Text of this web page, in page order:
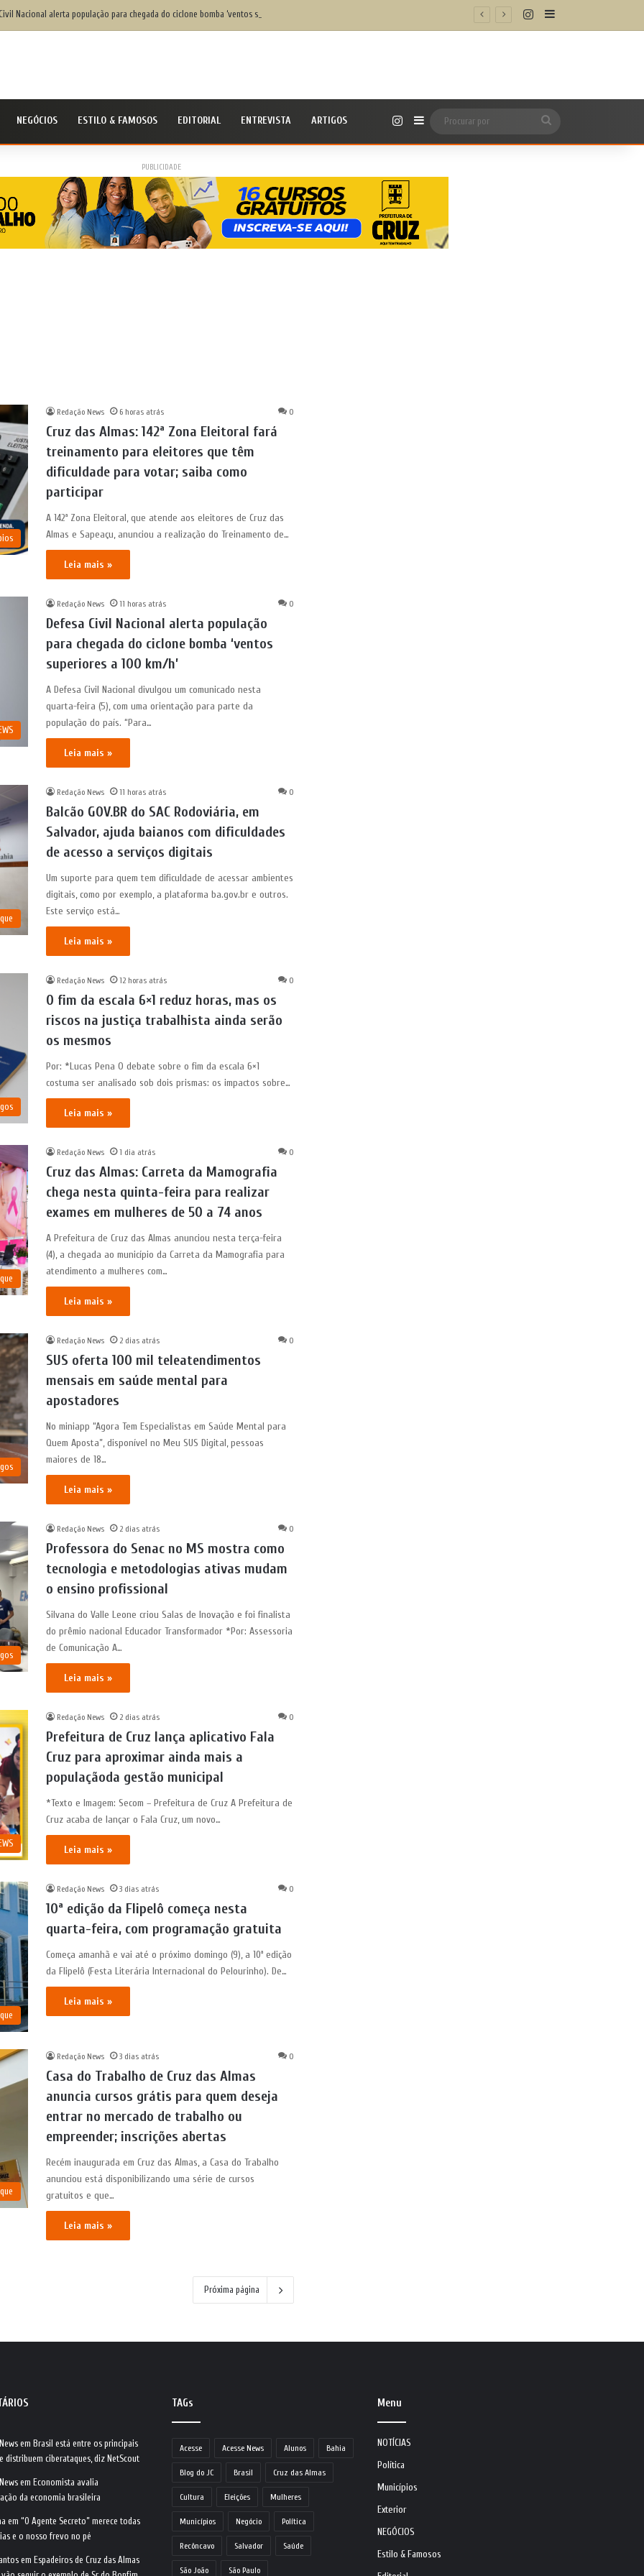
Nacional alerta população para chegada do ciclone bomba ‘ventos superiores a 100 km/h’ InstagramBarra Lateral
NEGÓCIOS ESTILO & FAMOSOS EDITORIAL ENTREVISTA ARTIGOS InstagramBarra Lateral
por
PUBLICIDADE
Redação News 6 horas atrás 0
Cruz das Almas: 142ª Zona Eleitoral fará
treinamento para eleitores que têm
dificuldade para votar; saiba como
participar
A 142ª Zona Eleitoral, que atende aos eleitores de Cruz das
Almas e Sapeaçu, anunciou a realização do Treinamento de…
Leia mais »
Redação News 11 horas atrás 0
Defesa Civil Nacional alerta população
para chegada do ciclone bomba ‘ventos
superiores a 100 km/h’
A Defesa Civil Nacional divulgou um comunicado nesta
quarta-feira (5), com uma orientação para parte da
população do país. “Para…
Leia mais »
Redação News 11 horas atrás 0
Balcão GOV.BR do SAC Rodoviária, em
Salvador, ajuda baianos com dificuldades
de acesso a serviços digitais
Um suporte para quem tem dificuldade de acessar ambientes
digitais, como por exemplo, a plataforma ba.gov.br e outros.
Este serviço está…
Leia mais »
Redação News 12 horas atrás 0
O fim da escala 6×1 reduz horas, mas os
riscos na justiça trabalhista ainda serão
os mesmos
Por: *Lucas Pena O debate sobre o fim da escala 6×1
costuma ser analisado sob dois prismas: os impactos sobre…
Leia mais »
Redação News 1 dia atrás 0
Cruz das Almas: Carreta da Mamografia
chega nesta quinta-feira para realizar
exames em mulheres de 50 a 74 anos
A Prefeitura de Cruz das Almas anunciou nesta terça-feira
(4), a chegada ao município da Carreta da Mamografia para
atendimento a mulheres com…
Leia mais »
Redação News 2 dias atrás 0
SUS oferta 100 mil teleatendimentos
mensais em saúde mental para
apostadores
No miniapp “Agora Tem Especialistas em Saúde Mental para
Quem Aposta”, disponível no Meu SUS Digital, pessoas
maiores de 18…
Leia mais »
Redação News 2 dias atrás 0
Professora do Senac no MS mostra como
tecnologia e metodologias ativas mudam
o ensino profissional
Silvana do Valle Leone criou Salas de Inovação e foi finalista
do prêmio nacional Educador Transformador *Por: Assessoria
de Comunicação A…
Leia mais »
Redação News 2 dias atrás 0
Prefeitura de Cruz lança aplicativo Fala
Cruz para aproximar ainda mais a
populaçãoda gestão municipal
*Texto e Imagem: Secom – Prefeitura de Cruz A Prefeitura de
Cruz acaba de lançar o Fala Cruz, um novo…
Leia mais »
Redação News 3 dias atrás 0
10ª edição da Flipelô começa nesta
quarta-feira, com programação gratuita
Começa amanhã e vai até o próximo domingo (9), a 10ª edição
da Flipelô (Festa Literária Internacional do Pelourinho). De…
Leia mais »
Redação News 3 dias atrás 0
Casa do Trabalho de Cruz das Almas
anuncia cursos grátis para quem deseja
entrar no mercado de trabalho ou
empreender; inscrições abertas
Recém inaugurada em Cruz das Almas, a Casa do Trabalho
anunciou está disponibilizando uma série de cursos
gratuitos e que…
Leia mais »
Próxima página
em Brasil está entre os principais
distribuem ciberataques, diz NetScout
em Economista avalia
da economia brasileira
em“O Agente Secreto” merece todas
e o nosso frevo no pé
em Espadeiros de Cruz das Almas
TAGs
Acesse Acesse News Alunos Bahia
Blog do JC Brasil Cruz das Almas
Cultura Eleições Mulheres
Municípios Negócio Política
Recôncavo Salvador Saúde
São João São Paulo
Menu
NOTÍCIAS
Política
Municípios
Exterior
NEGÓCIOS
Estilo & Famosos